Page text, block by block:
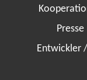
Presse
Entwickler /